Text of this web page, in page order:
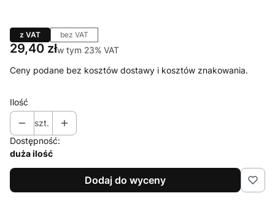
z VAT bez VAT
Cena
29,40 złw tym 23% VAT
w tym 23% VAT
Ceny podane bez kosztów dostawy i kosztów znakowania.
Ilość
szt.
Dostępność:
duża ilość
Dodaj do wyceny